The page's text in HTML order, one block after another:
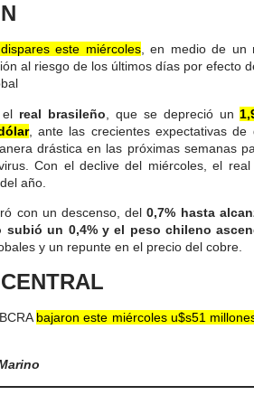
este miércoles, en medio de un
al riesgo de los últimos días por efecto
real brasileño , que se depreció un
, ante las crecientes expectativas de
drástica en las próximas semanas
Con el declive del miércoles, el real
año.
con un descenso, del0,7% hasta
subió un 0,4% y el peso chileno
y un repunte en el precio del cobre.
bajaron este miércoles u$s51